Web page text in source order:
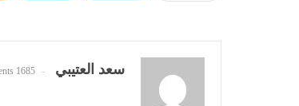
سعد العتيبي 1685 Posts